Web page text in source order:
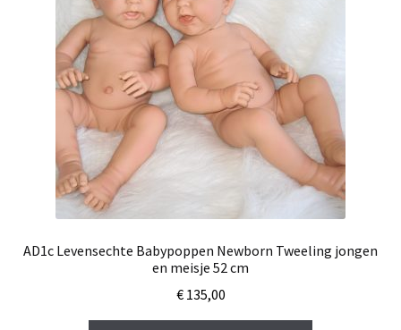
AD1c Levensechte Babypoppen Newborn Tweeling jongen
en meisje 52 cm
€135,00